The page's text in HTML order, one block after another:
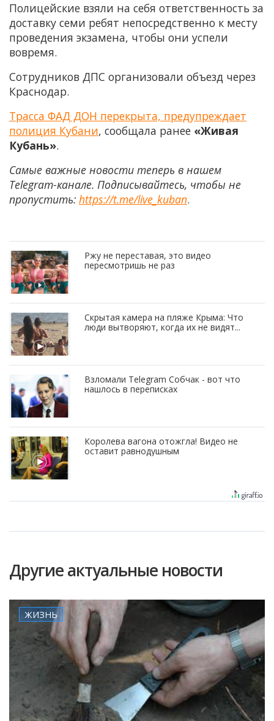
Полицейские взяли на себя ответственность за
доставку семи ребят непосредственно к месту
проведения экзамена, чтобы они успели
вовремя.
Сотрудников ДПС организовали объезд через
Краснодар.
Трасса ФАД ДОН перекрыта, предупреждает
полиция Кубани, сообщала ранее «Живая
Кубань».
Самые важные новости теперь в нашем
Telegram-канале. Подписывайтесь, чтобы не
пропустить: https://t.me/live_kuban.
Ржу не переставая, это видео
пересмотришь не раз
Скрытая камера на пляже Крыма: Что
люди вытворяют, когда их не видят...
Взломали Telegram Собчак - вот что
нашлось в переписках
Королева вагона отожгла! Видео не
оставит равнодушным
Другие актуальные новости
ЖИЗНЬ